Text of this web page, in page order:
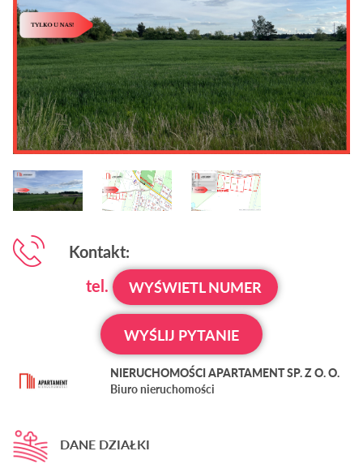
Kontakt:
tel.
WYŚWIETL NUMER
WYŚLIJ PYTANIE
NIERUCHOMOŚCI APARTAMENT SP. Z O. O.
Biuro nieruchomości
DANE DZIAŁKI